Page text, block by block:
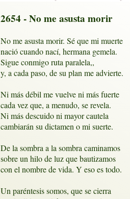
2654 - No me asusta morir
No me asusta morir. Sé que mi muerte
nació cuando nací, hermana gemela.
Sigue conmigo ruta paralela,,
y, a cada paso, de su plan me advierte.
Ni más débil me vuelve ni más fuerte
cada vez que, a menudo, se revela.
Ni más descuido ni mayor cautela
cambiarán su dictamen o mi suerte.
De la sombra a la sombra caminamos
sobre un hilo de luz que bautizamos
con el nombre de vida. Y eso es todo.
Un paréntesis somos, que se cierra